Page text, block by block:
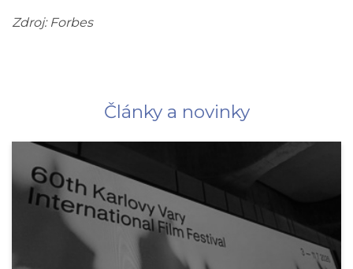
Zdroj: Forbes
Články a novinky